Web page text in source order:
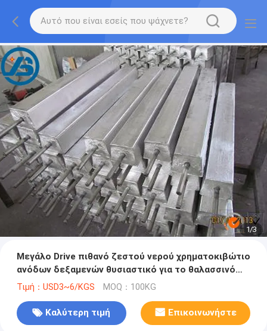
1/3
Μεγάλο Drive πιθανό ζεστού νερού χρηματοκιβώτιο
ανόδων δεξαμενών θυσιαστικό για το θαλασσινό
νερό
Τιμή：USD3~6/KGS MOQ：100KG
Καλύτερη τιμή Επικοινωνήστε